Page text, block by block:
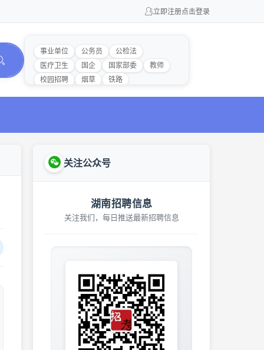
立即注册点击登录
事业单位 公务员
公检法
医疗卫生
国企 国家部委
教师
校园招聘
烟草 铁路
关注公众号
湖南招聘信息
关注我们，每日推送最新招聘信息